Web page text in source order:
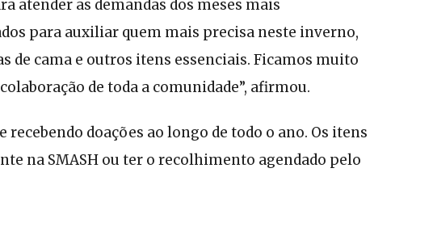
atender as demandas dos meses mais
para auxiliar quem mais precisa neste inverno,
de cama e outros itens essenciais. Ficamos muito
de toda a comunidade”, afirmou.
recebendo doações ao longo de todo o ano. Os itens
na SMASH ou ter o recolhimento agendado pelo